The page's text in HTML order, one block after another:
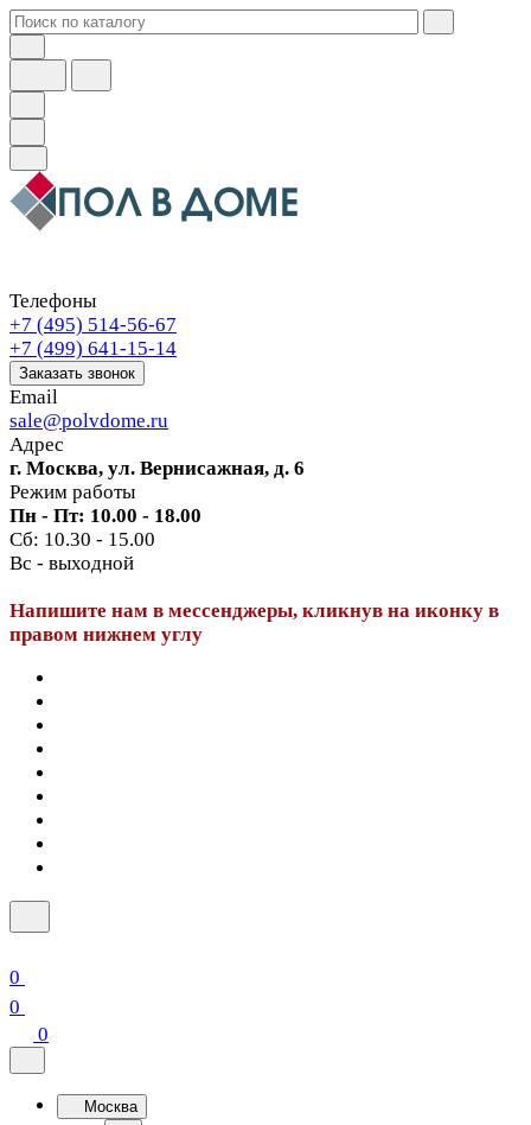
Телефоны
+7 (495) 514-56-67
+7 (499) 641-15-14
Заказать звонок
Email
sale@polvdome.ru
Адрес
г. Москва, ул. Вернисажная, д. 6
Режим работы
Пн - Пт: 10.00 - 18.00
Сб: 10.30 - 15.00
Вс - выходной
Напишите нам в мессенджеры, кликнув на иконку в
правом нижнем углу
0
0
0
Москва